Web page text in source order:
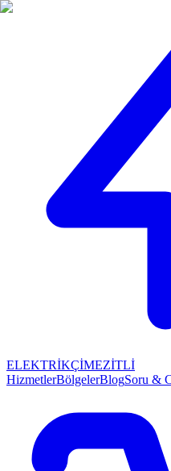
🔴
ELEKTRİKÇİMEZİTLİ
HizmetlerBölgelerBlogSoru &